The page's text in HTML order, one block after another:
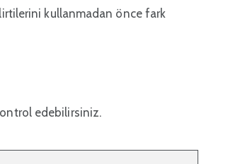
kullanmadan önce fark
edebilirsiniz.